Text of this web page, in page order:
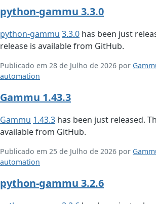
python-gammu 3.3.0
python-gammu 3.3.0 has been just
release is available from GitHub.
Publicado em 28 de Julho de 2026 por
automation
Gammu 1.43.3
Gammu 1.43.3 has been just released.
available from GitHub.
Publicado em 25 de Julho de 2026 por
automation
python-gammu 3.2.6